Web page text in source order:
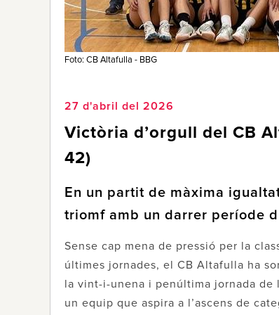
Foto: CB Altafulla - BBG
27 d'abril del 2026
Victòria d’orgull del CB
42)
En un partit de màxima
triomf amb un darrer període
Sense cap mena de pressió per la
últimes jornades, el CB Altafulla ha
la vint-i-unena i penúltima jornada de
un equip que aspira a l’ascens de